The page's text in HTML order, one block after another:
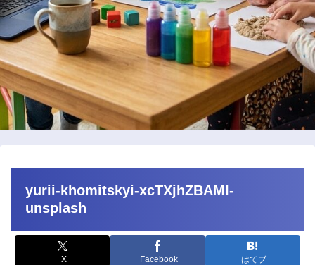
yurii-khomitskyi-xcTXjhZBAMI-
unsplash
X Facebook はてブ